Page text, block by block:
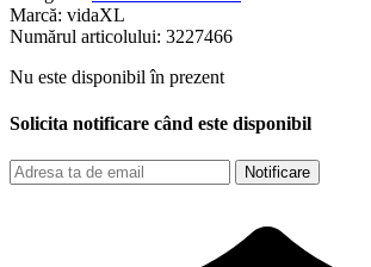
Marcă: vidaXL
Numărul articolului: 3227466
Nu este disponibil în prezent
Solicita notificare când este disponibil
Notificare